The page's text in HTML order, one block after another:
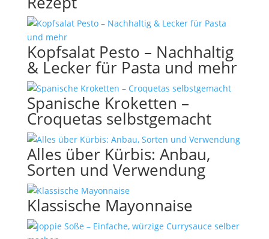
Kopfsalat Pesto – Nachhaltig
& Lecker für Pasta und mehr
Spanische Kroketten –
Croquetas selbstgemacht
Alles über Kürbis: Anbau,
Sorten und Verwendung
Klassische Mayonnaise